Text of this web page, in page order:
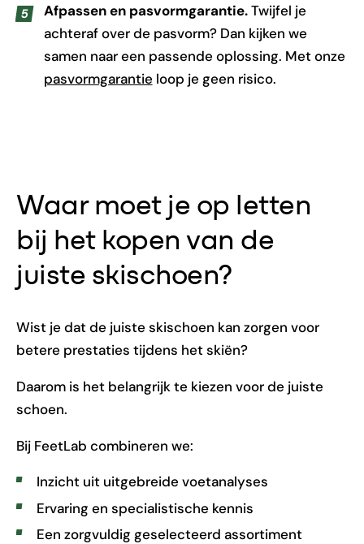
Afpassen en pasvormgarantie.Twijfel je
achteraf over de pasvorm? Dan kijken we
samen naar een passende oplossing. Met onze
pasvormgarantieloop je geen risico.
Waar moet je op letten
bij het kopen van de
juiste skischoen?
Wist je dat de juiste skischoen kan zorgen voor
betere prestaties tijdens het skiën?
Daarom is het belangrijk te kiezen voor de juiste
schoen.
Bij FeetLab combineren we:
Inzicht uit uitgebreide voetanalyses
Ervaring en specialistische kennis
Een zorgvuldig geselecteerd assortiment